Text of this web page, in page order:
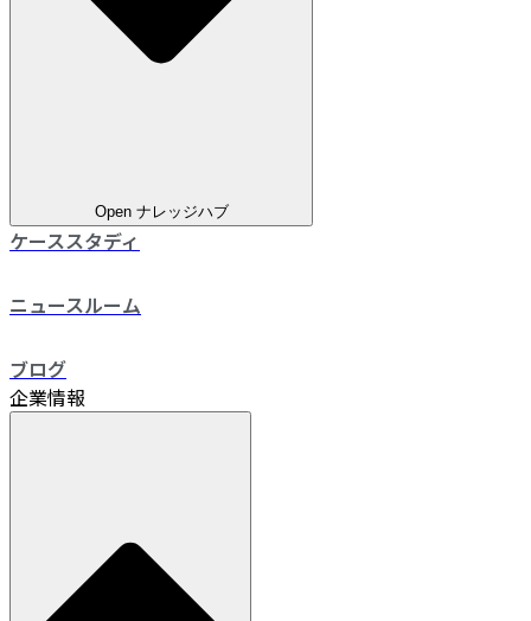
Open ナレッジハブ
ケーススタディ
ニュースルーム
ブログ
企業情報